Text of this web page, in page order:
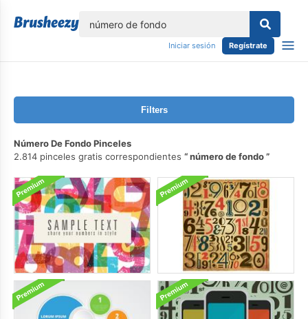
Iniciar sesión Regístrate
Filters
Número De Fondo Pinceles
2.814 pinceles gratis correspondientes
número de fondo